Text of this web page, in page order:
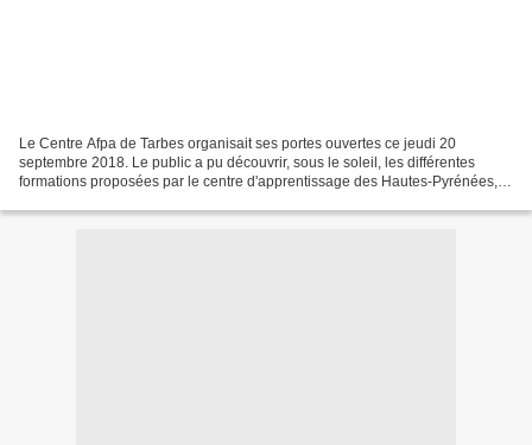
Le Centre Afpa de Tarbes organisait ses portes ouvertes ce jeudi 20
septembre 2018. Le public a pu découvrir, sous le soleil, les différentes
formations proposées par le centre d'apprentissage des Hautes-Pyrénées,